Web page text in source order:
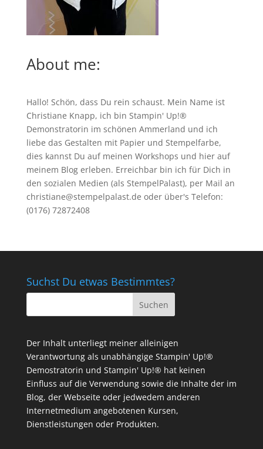
About me:
Hallo! Schön, dass Du rein schaust. Mein Name ist
Christiane Knapp, ich bin Stampin' Up!®
Demonstratorin im schönen Ammerland und ich
liebe das Gestalten mit Papier und Stempelfarbe,
dies kannst Du auf meinen Workshops und hier auf
meinem Blog erleben. Erreichbar bin ich für Dich in
den sozialen Medien (als StempelPalast), per Mail an
christiane@stempelpalast.de oder über's Telefon:
(0176) 72872408
Suchst Du etwas Bestimmtes?
Der Inhalt unterliegt meiner alleinigen
Verantwortung als unabhängige Stampin' Up!®
Demostratorin und Stampin' Up!® hat keinen
Einfluss auf die Verwendung sowie die Inhalte der im
Blog, der Webseite oder jedwedem anderen
Internetmedium angebotenen Kursen,
Dienstleistungen oder Produkten.